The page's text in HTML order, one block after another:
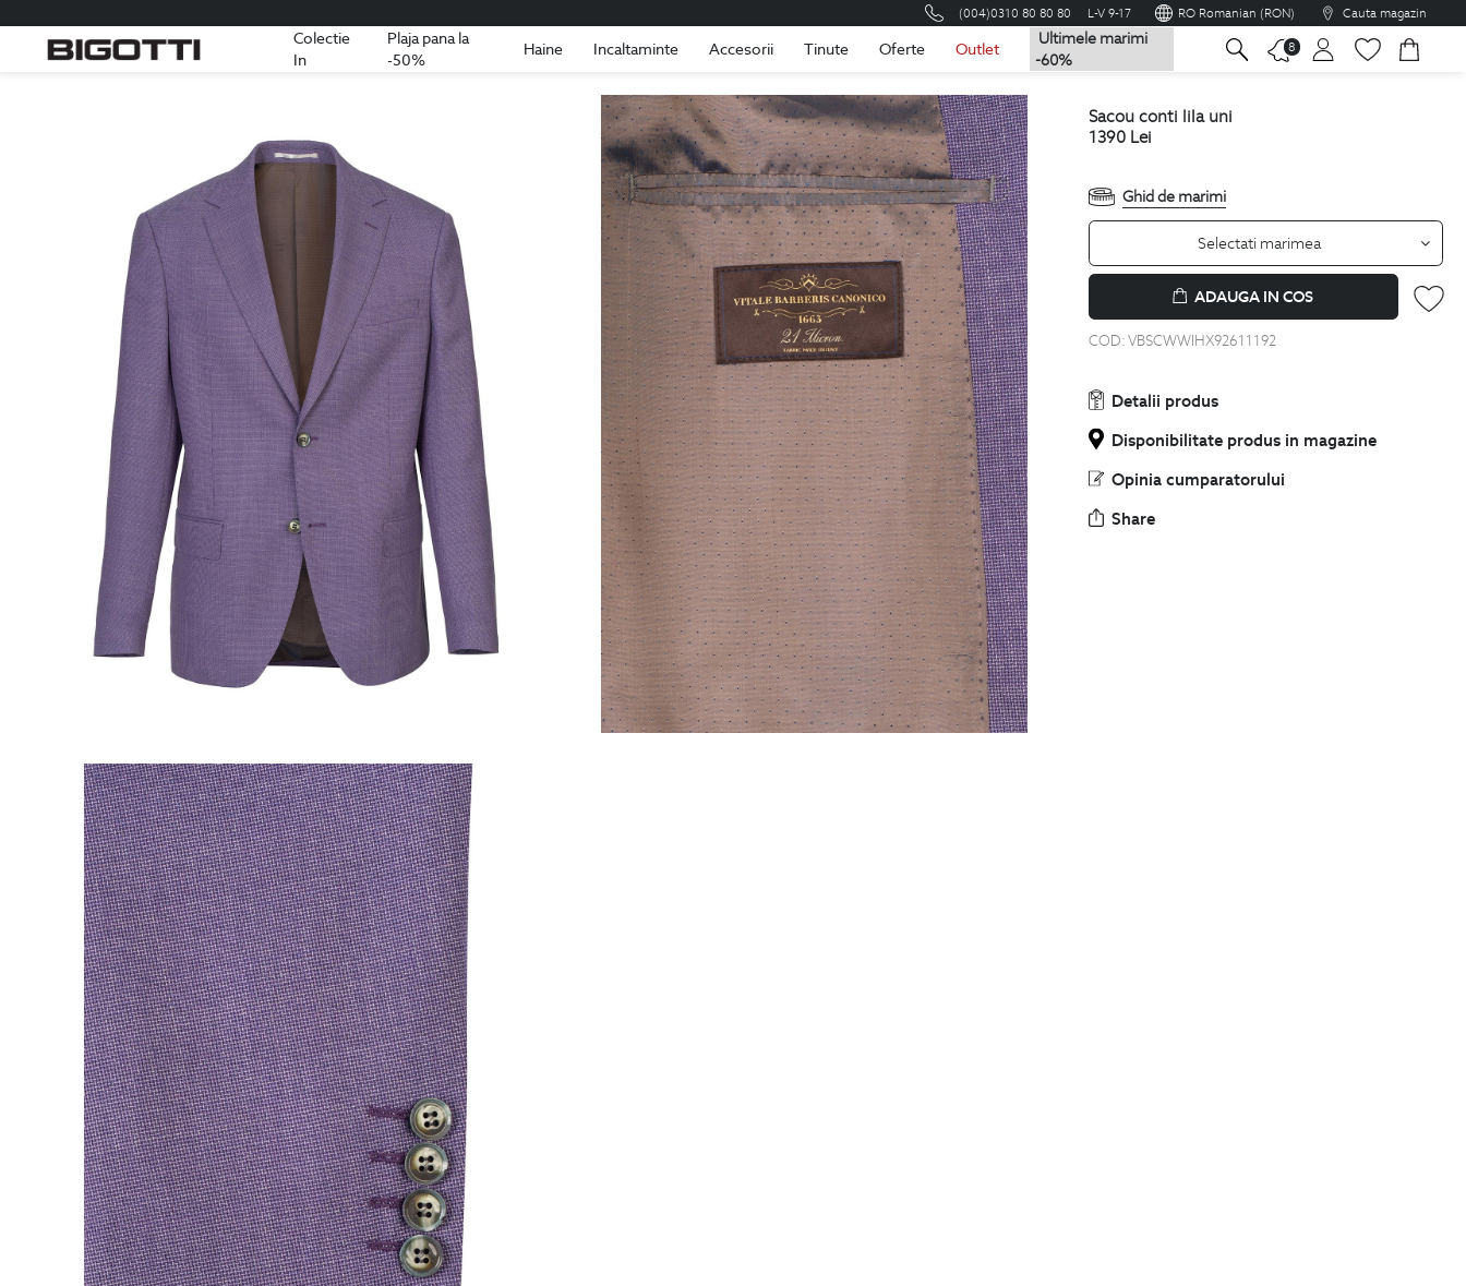
(004)0310 80 80 80 L-V 9-17 RO Romanian (RON) Cauta magazin
Colectie
In
Plaja pana la
-50%
Haine Incaltaminte Accesorii Tinute Oferte Outlet
Ultimele marimi
-60%
8
Romania Romana
sacou conti lila uni
1390 Lei
Ghid de marimi
Selectati marimea
ADAUGA IN COS
COD:VBSCWWIHX92611192
Detalii produs
Disponibilitate produs in magazine
Opinia cumparatorului
Share